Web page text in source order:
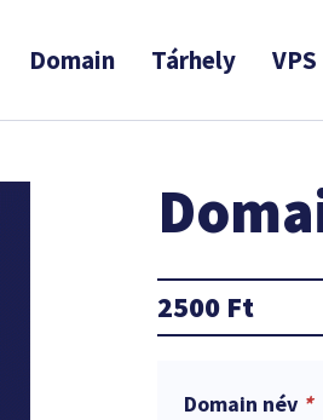
Domain Tárhely VPS
2500 Ft
Domain név *